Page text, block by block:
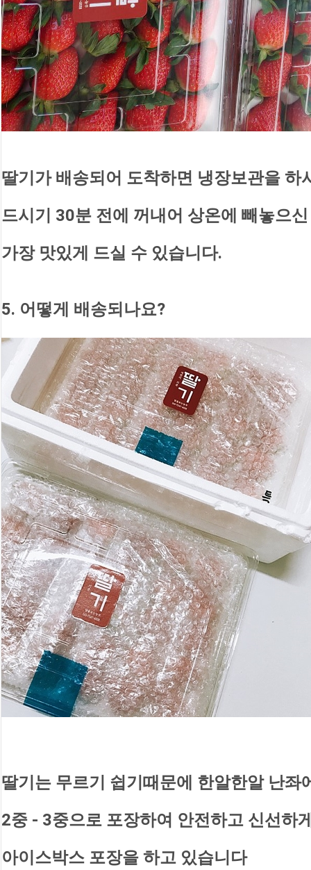
딸기가 배송되어 도착하면 냉장보관을 하
드시기 30분 전에 꺼내어 상온에 빼놓으
가장 맛있게 드실 수 있습니다.
5. 어떻게 배송되나요?
딸기는 무르기 쉽기때문에 한알한알 난좌
2중 - 3중으로 포장하여 안전하고 신선하
아이스박스 포장을 하고 있습니다